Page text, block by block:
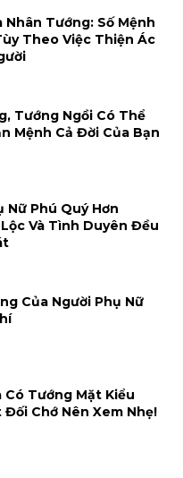
Nhân Tướng: Số Mệnh
Theo Việc Thiện Ác
Tướng Ngồi Có Thể
Mệnh Cả Đời Của Bạn
Nữ Phú Quý Hơn
Và Tình Duyên Đều
Của Người Phụ Nữ
Có Tướng Mặt Kiểu
Đối Chớ Nên Xem Nhẹ!